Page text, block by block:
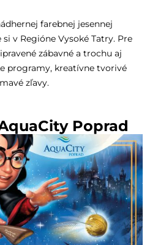
farebnej jesennej
v Regióne Vysoké Tatry. Pre
zábavné a trochu aj
programy, kreatívne tvorivé
zľavy.
Poprad